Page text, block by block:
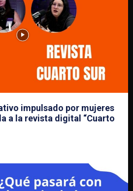
impulsado por mujeres
a la revista digital “Cuarto